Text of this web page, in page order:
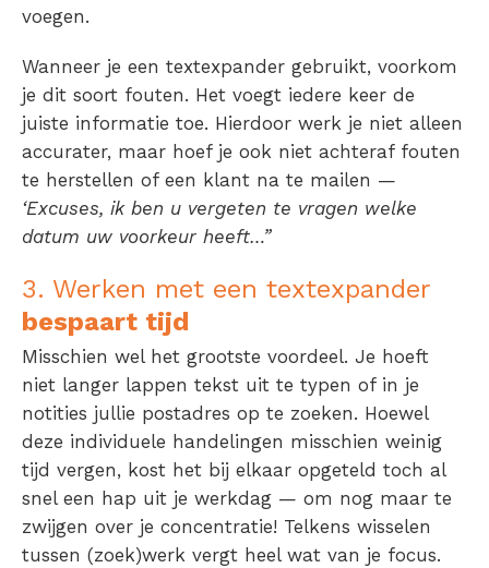
voegen.
Wanneer je een textexpander gebruikt, voorkom
je dit soort fouten. Het voegt iedere keer de
juiste informatie toe. Hierdoor werk je niet alleen
accurater, maar hoef je ook niet achteraf fouten
te herstellen of een klant na te mailen —
‘Excuses, ik ben u vergeten te vragen welke
datum uw voorkeur heeft…”
3. Werken met een textexpander
bespaart tijd
Misschien wel het grootste voordeel. Je hoeft
niet langer lappen tekst uit te typen of in je
notities jullie postadres op te zoeken. Hoewel
deze individuele handelingen misschien weinig
tijd vergen, kost het bij elkaar opgeteld toch al
snel een hap uit je werkdag — om nog maar te
zwijgen over je concentratie! Telkens wisselen
tussen (zoek)werk vergt heel wat van je focus.